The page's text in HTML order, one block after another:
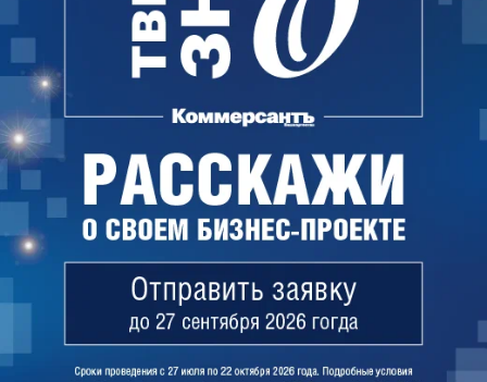
администрации Октябрьского Алексей Шмелев и
ректор Уфимского университета науки и
технологий Вадим Захаров. Господин Шмелев
вчера написал в соцсетях об уходе с
муниципальной службы.
Так называемые «паровозы», которые
возглавляли партийные списки — глава Башкирии
Радий Хабиров («Единая Россия») и председатель
ЛДПР Леонид Слуцкий, вероятнее всего,
передадут свои мандаты. Кто их получит — пока
неизвестно.